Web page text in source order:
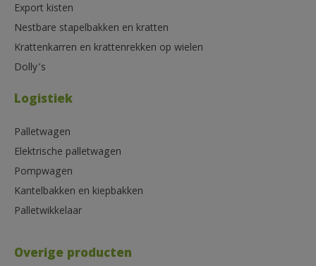
Export kisten
Nestbare stapelbakken en kratten
Krattenkarren en krattenrekken op wielen
Dolly’s
Logistiek
Palletwagen
Elektrische palletwagen
Pompwagen
Kantelbakken en kiepbakken
Palletwikkelaar
Overige producten